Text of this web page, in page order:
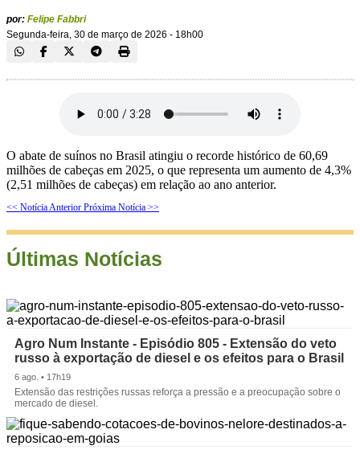
por: Felipe Fabbri
Segunda-feira, 30 de março de 2026 - 18h00
O abate de suínos no Brasil atingiu o recorde histórico de 60,69
milhões de cabeças em 2025, o que representa um aumento de 4,3%
(2,51 milhões de cabeças) em relação ao ano anterior.
<< Notícia Anterior Próxima Notícia >>
Últimas Notícias
Agro Num Instante - Episódio 805 - Extensão do veto
russo à exportação de diesel e os efeitos para o Brasil
6 ago. • 17h19
Extensão das restrições russas reforça a pressão e a preocupação sobre o
mercado de diesel.